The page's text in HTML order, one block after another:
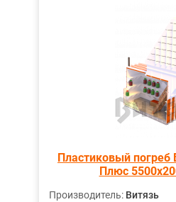
Пластиковый погреб
Плюс
Производитель: Витязь